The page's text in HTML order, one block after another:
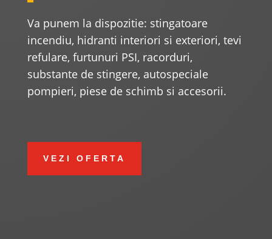
Va punem la dispozitie: stingatoare
incendiu, hidranti interiori si exteriori, tevi
refulare, furtunuri PSI, racorduri,
substante de stingere, autospeciale
pompieri, piese de schimb si accesorii.
VEZI OFERTA